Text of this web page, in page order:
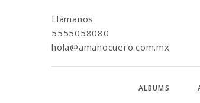
Llámanos
5555058080
hola@amanocuero.com.mx
ALBUMS